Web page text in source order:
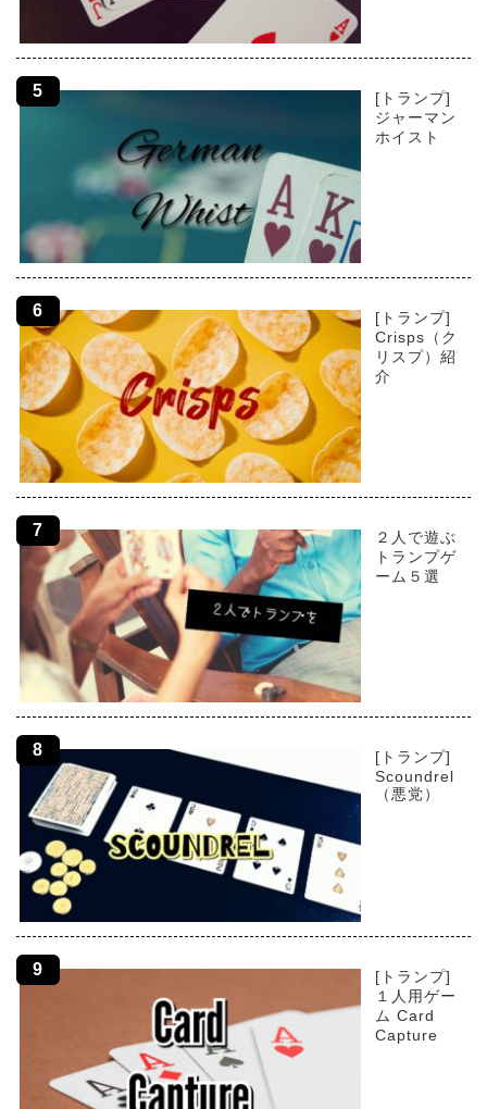
[トランプ]
ジャーマン
ホイスト
[トランプ]
Crisps（ク
リスプ）紹
介
２人で遊ぶ
トランプゲ
ーム５選
[トランプ]
Scoundrel
（悪党）
[トランプ]
１人用ゲー
ム Card
Capture